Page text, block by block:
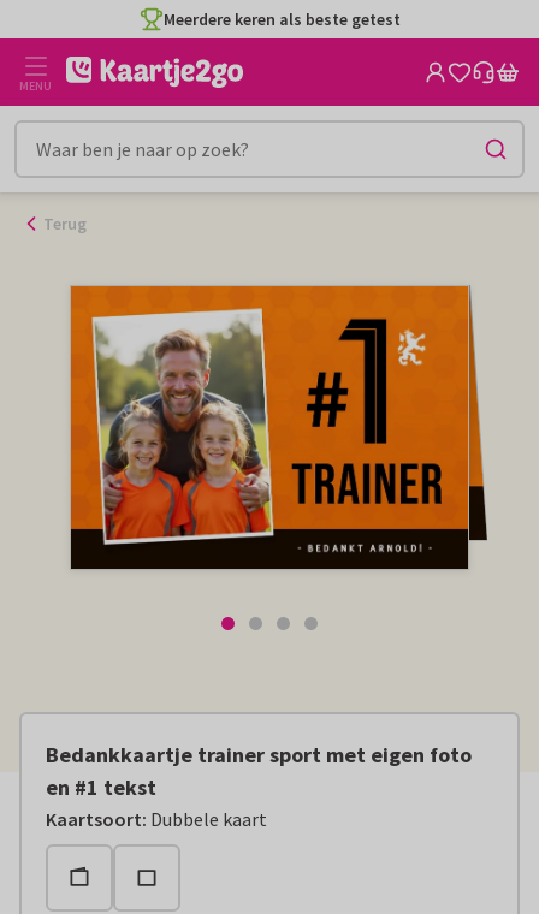
naar
inhoud
Meerdere keren als beste getest
MENU
Terug
Bedankkaartje trainer sport met eigen foto
en #1 tekst
Kaartsoort: Dubbele kaart